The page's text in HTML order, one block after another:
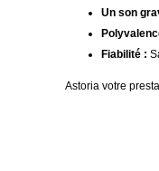
Un son
Fiabilité :
Astoria votre